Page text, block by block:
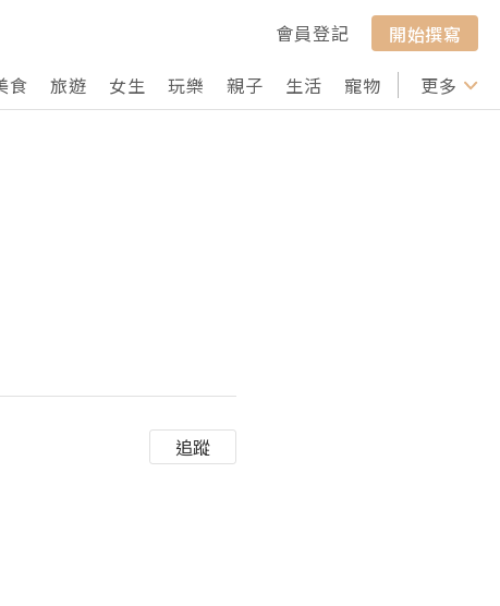
會員登記
開始撰寫
食 旅遊 女生 玩樂 親子 生活 寵物 行山 打卡
更多
追蹤